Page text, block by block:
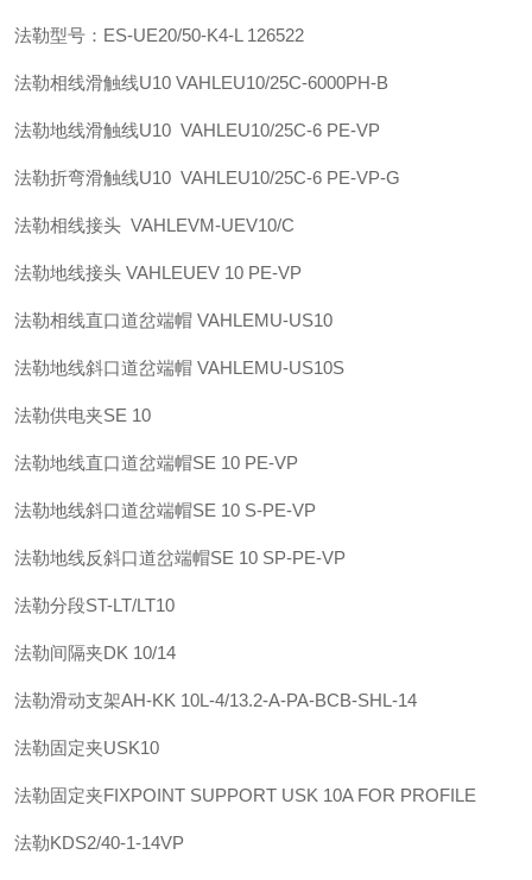
法勒型号：ES-UE20/50-K4-L 126522
法勒相线滑触线U10 VAHLEU10/25C-6000PH-B
法勒地线滑触线U10 VAHLEU10/25C-6 PE-VP
法勒折弯滑触线U10 VAHLEU10/25C-6 PE-VP-G
法勒相线接头 VAHLEVM-UEV10/C
法勒地线接头 VAHLEUEV 10 PE-VP
法勒相线直口道岔端帽 VAHLEMU-US10
法勒地线斜口道岔端帽 VAHLEMU-US10S
法勒供电夹SE 10
法勒地线直口道岔端帽SE 10 PE-VP
法勒地线斜口道岔端帽SE 10 S-PE-VP
法勒地线反斜口道岔端帽SE 10 SP-PE-VP
法勒分段ST-LT/LT10
法勒间隔夹DK 10/14
法勒滑动支架AH-KK 10L-4/13.2-A-PA-BCB-SHL-14
法勒固定夹USK10
法勒固定夹FIXPOINT SUPPORT USK 10A FOR PROFILE
法勒KDS2/40-1-14VP